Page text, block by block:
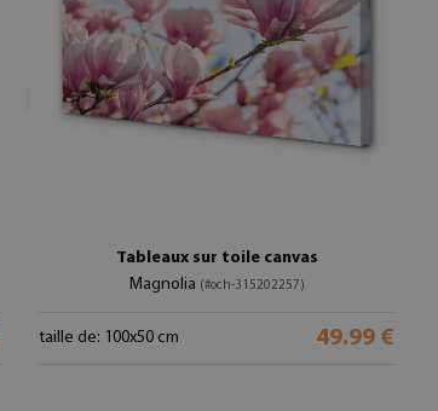
Tableaux sur toile canvas
Magnolia (#och-315202257)
taille de: 100x50 cm 49.99 €